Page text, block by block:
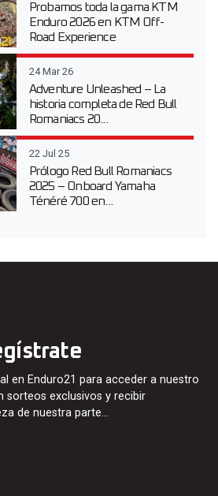
Probamos toda la gama KTM
Enduro 2026 en KTM Off-
Road Experience
24 Mar 26
Adventure Unleashed – La
historia completa de Red Bull
Romaniacs 20...
22 Jul 25
Prólogo Red Bull Romaniacs
2025 – Onboard Yamaha
Ténéré 700 en...
en Enduro21 para acceder a nuestro
sorteos exclusivos y recibir
de nuestra parte…